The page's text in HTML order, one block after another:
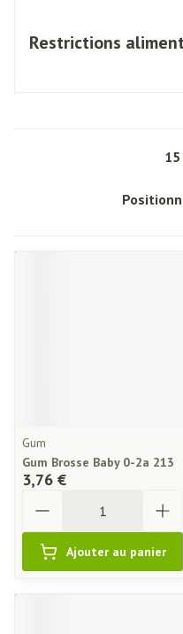
Restrictions
15
Trier par:
Gum
Gum Brosse Baby 0-2a 213
3,76 €
Ajouter au panier